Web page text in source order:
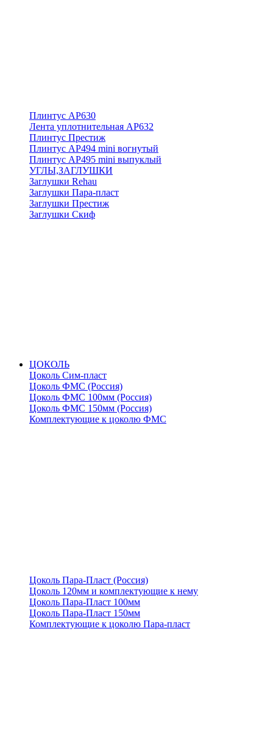
Плинтус АР630
Лента уплотнительная АР632
Плинтус Престиж
Плинтус АР494 mini вогнутый
Плинтус АР495 mini выпуклый
УГЛЫ,ЗАГЛУШКИ
Заглушки Rehau
Заглушки Пара-пласт
Заглушки Престиж
Заглушки Скиф
ЦОКОЛЬ
Цоколь Сим-пласт
Цоколь ФМС (Россия)
Цоколь ФМС 100мм (Россия)
Цоколь ФМС 150мм (Россия)
Комплектующие к цоколю ФМС
Цоколь Пара-Пласт (Россия)
Цоколь 120мм и комплектующие к нему
Цоколь Пара-Пласт 100мм
Цоколь Пара-Пласт 150мм
Комплектующие к цоколю Пара-пласт